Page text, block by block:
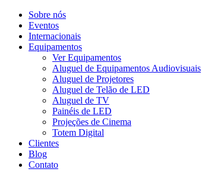
Sobre nós
Eventos
Internacionais
Equipamentos
Ver Equipamentos
Aluguel de Equipamentos Audiovisuais
Aluguel de Projetores
Aluguel de Telão de LED
Aluguel de TV
Painéis de LED
Projeções de Cinema
Totem Digital
Clientes
Blog
Contato